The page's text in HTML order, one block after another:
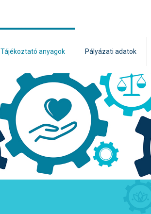
Tájékoztató anyagok Pályázati adatok